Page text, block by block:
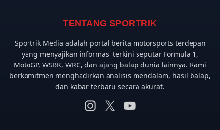
TENTANG SPORTRIK
Sportrik Media adalah portal berita motorsports terdepan
yang menyajikan informasi terkini seputar Formula 1,
MotoGP, WSBK, WRC, dan ajang balap dunia lainnya. Kami
berkomitmen menghadirkan analisis mendalam, hasil balap,
dan kabar terbaru secara akurat.